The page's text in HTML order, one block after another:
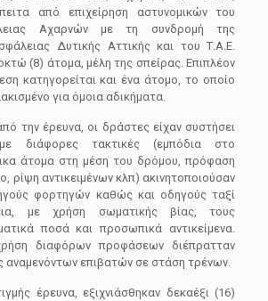
από επιχείρηση αστυνομικών του
Αχαρνών με τη συνδρομή της
Δυτικής Αττικής και του Τ.Α.Ε.
(8) άτομα, μέλη της σπείρας. Επιπλέον
κατηγορείται και ένα άτομο, το οποίο
για όμοια αδικήματα.
την έρευνα, οι δράστες είχαν συστήσει
διάφορες τακτικές (εμπόδια στο
άτομα στη μέση του δρόμου, πρόφαση
ρίψη αντικειμένων κλπ) ακινητοποιούσαν
φορτηγών καθώς και οδηγούς ταξί
με χρήση σωματικής βίας, τους
ποσά και προσωπικά αντικείμενα.
διαφόρων προφάσεων διέπρατταν
αναμενόντων επιβατών σε στάση τρένων.
έρευνα, εξιχνιάσθηκαν δεκαέξι (16)